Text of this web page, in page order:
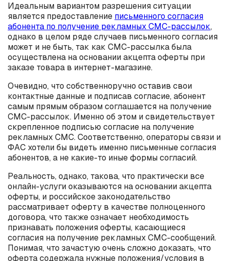
Идеальным вариантом разрешения ситуации
является предоставление письменного согласия
абонента по получение рекламных СМС-рассылок,
однако в целом ряде случаев письменного согласия
может и не быть, так как СМС-рассылка была
осуществлена на основании акцепта оферты при
заказе товара в интернет-магазине.
Очевидно, что собственноручно оставив свои
контактные данные и подписав согласие, абонент
самым прямым образом соглашается на получение
СМС-рассылок. Именно об этом и свидетельствует
скрепленное подписью согласие на получение
рекламных СМС. Соответственно, операторы связи и
ФАС хотели бы видеть именно письменные согласия
абонентов, а не какие-то иные формы согласий.
Реальность, однако, такова, что практически все
онлайн-услуги оказываются на основании акцепта
оферты, и российское законодательство
рассматривает оферту в качестве полноценного
договора, что также означает необходимость
признавать положения оферты, касающиеся
согласия на получение рекламных СМС-сообщений.
Понимая, что зачастую очень сложно доказать, что
оферта содержала нужные положения/условия в